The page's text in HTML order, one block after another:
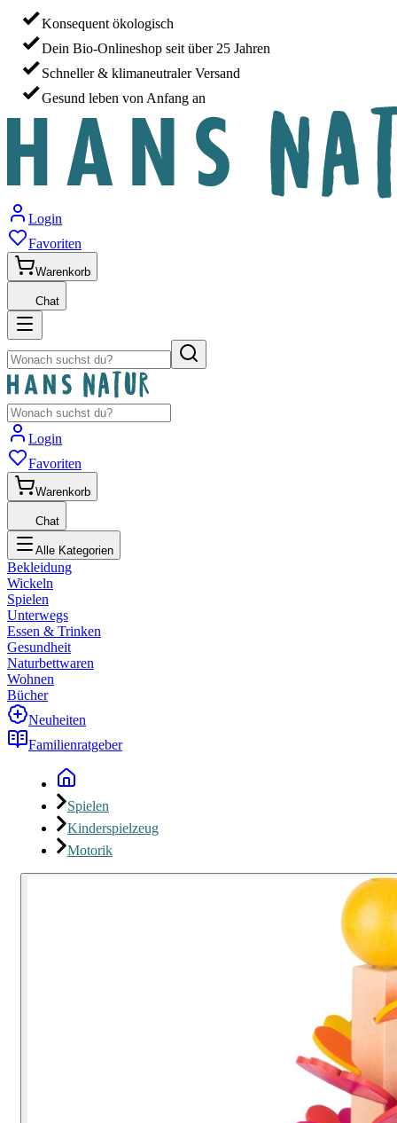
Konsequent ökologisch
Dein Bio-Onlineshop seit über 25 Jahren
Schneller & klimaneutraler Versand
Gesund leben von Anfang an
Login
Favoriten
Warenkorb
Chat
Login
Favoriten
Warenkorb
Chat
Alle Kategorien
Bekleidung
Wickeln
Spielen
Unterwegs
Essen & Trinken
Gesundheit
Naturbettwaren
Wohnen
Bücher
Neuheiten
Familienratgeber
Spielen
Kinderspielzeug
Motorik